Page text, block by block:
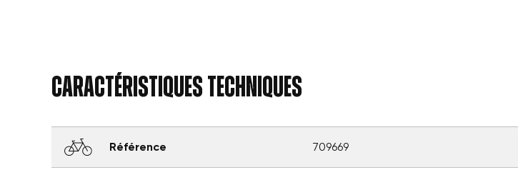
Caractéristiques techniques
Référence 709669